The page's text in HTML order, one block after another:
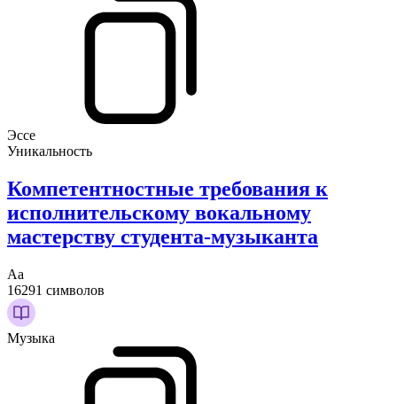
Эссе
Уникальность
Компетентностные требования к
исполнительскому вокальному
мастерству студента-музыканта
Аа
16291 символов
Музыка